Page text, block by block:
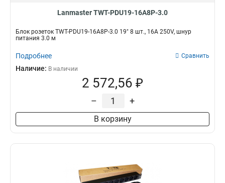
Lanmaster TWT-PDU19-16A8P-3.0
Блок розеток TWT-PDU19-16A8P-3.0 19" 8 шт., 16A 250V, шнур
питания 3.0 м
Подробнее Сравнить
Наличие: В наличии
2 572,56 ₽
– +
В корзину